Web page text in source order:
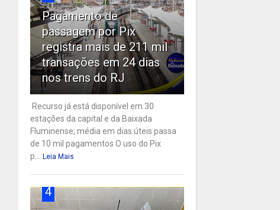
Pagamento de
passagem por Pix
registra mais de 211 mil
transações em 24 dias
nos trens do RJ
Recurso já está disponível em 30
estações da capital e da Baixada
Fluminense; média em dias úteis passa
de 10 mil pagamentos O uso do Pix
p...
Leia Mais
4